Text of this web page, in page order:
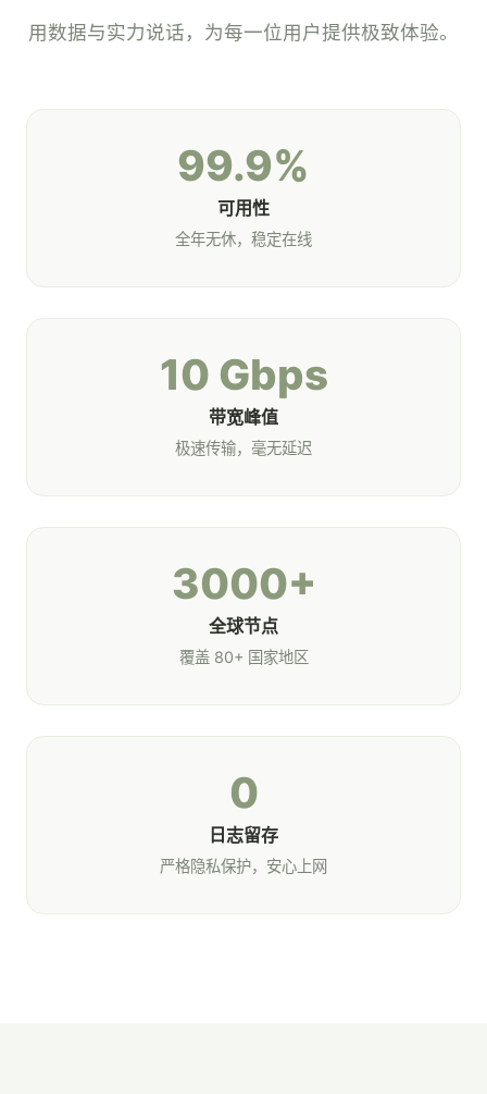
用数据与实力说话，为每一位用户提供极致体验。
99.9%
可用性
全年无休，稳定在线
10 Gbps
带宽峰值
极速传输，毫无延迟
3000+
全球节点
覆盖 80+ 国家地区
0
日志留存
严格隐私保护，安心上网